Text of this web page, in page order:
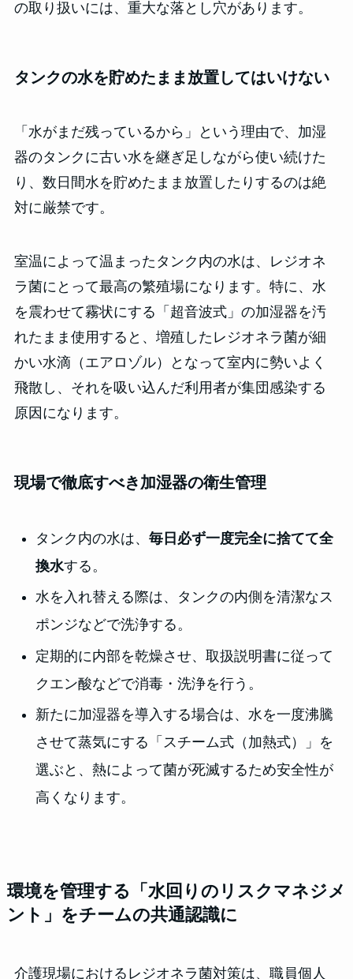
の取り扱いには、重大な落とし穴があります。
タンクの水を貯めたまま放置してはいけない
「水がまだ残っているから」という理由で、加湿
器のタンクに古い水を継ぎ足しながら使い続けた
り、数日間水を貯めたまま放置したりするのは絶
対に厳禁です。
室温によって温まったタンク内の水は、レジオネ
ラ菌にとって最高の繁殖場になります。特に、水
を震わせて霧状にする「超音波式」の加湿器を汚
れたまま使用すると、増殖したレジオネラ菌が細
かい水滴（エアロゾル）となって室内に勢いよく
飛散し、それを吸い込んだ利用者が集団感染する
原因になります。
現場で徹底すべき加湿器の衛生管理
タンク内の水は、 毎日必ず一度完全に捨てて全
換水する。
水を入れ替える際は、タンクの内側を清潔なス
ポンジなどで洗浄する。
定期的に内部を乾燥させ、取扱説明書に従って
クエン酸などで消毒・洗浄を行う。
新たに加湿器を導入する場合は、水を一度沸騰
させて蒸気にする「スチーム式（加熱式）」を
選ぶと、熱によって菌が死滅するため安全性が
高くなります。
環境を管理する「水回りのリスクマネジメ
ント」をチームの共通認識に
介護現場におけるレジオネラ菌対策は、職員個人